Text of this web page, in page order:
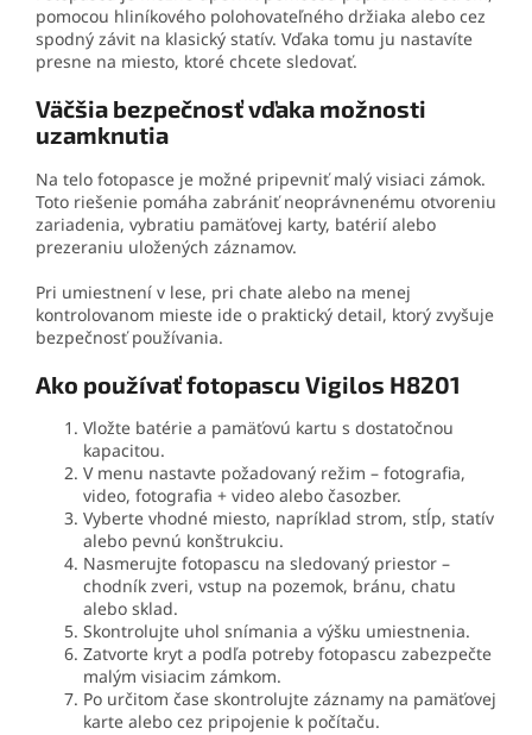
pomocou hliníkového polohovateľného držiaka alebo cez
spodný závit na klasický statív. Vďaka tomu ju nastavíte
presne na miesto, ktoré chcete sledovať.
Väčšia bezpečnosť vďaka možnosti
uzamknutia
Na telo fotopasce je možné pripevniť malý visiaci zámok.
Toto riešenie pomáha zabrániť neoprávnenému otvoreniu
zariadenia, vybratiu pamäťovej karty, batérií alebo
prezeraniu uložených záznamov.
Pri umiestnení v lese, pri chate alebo na menej
kontrolovanom mieste ide o praktický detail, ktorý zvyšuje
bezpečnosť používania.
Ako používať fotopascu Vigilos H8201
Vložte batérie a pamäťovú kartu s dostatočnou
kapacitou.
V menu nastavte požadovaný režim – fotografia,
video, fotografia + video alebo časozber.
Vyberte vhodné miesto, napríklad strom, stĺp, statív
alebo pevnú konštrukciu.
Nasmerujte fotopascu na sledovaný priestor –
chodník zveri, vstup na pozemok, bránu, chatu
alebo sklad.
Skontrolujte uhol snímania a výšku umiestnenia.
Zatvorte kryt a podľa potreby fotopascu zabezpečte
malým visiacim zámkom.
Po určitom čase skontrolujte záznamy na pamäťovej
karte alebo cez pripojenie k počítaču.